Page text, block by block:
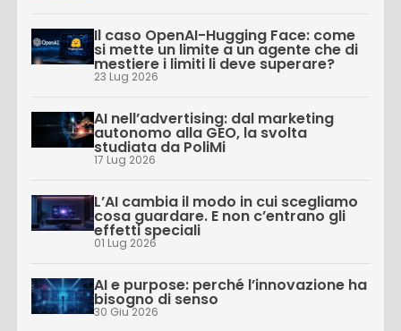
Il caso OpenAI-Hugging Face: come
si mette un limite a un agente che di
mestiere i limiti li deve superare?
23 Lug 2026
AI nell’advertising: dal marketing
autonomo alla GEO, la svolta
studiata da PoliMi
17 Lug 2026
L’AI cambia il modo in cui scegliamo
cosa guardare. E non c’entrano gli
effetti speciali
01 Lug 2026
AI e purpose: perché l’innovazione ha
bisogno di senso
30 Giu 2026